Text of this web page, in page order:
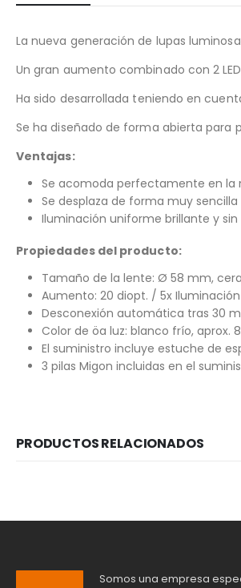
La nueva generación de lupas
Un gran aumento combinado con 2
Ha sido desarrollada teniendo en
Se ha diseñado de forma abierta para
Ventajas:
Se acomoda perfectamente en la
Se desplaza de forma muy
Iluminación uniforme brillante y sin
Propiedades del producto:
Tamaño de la lente: Ø 58 mm,
Aumento: 20 diopt. / 5x
Desconexión automática tras 30
Color de öa luz: blanco frío, aprox.
El suministro incluye estuche de
3 pilas Migon incluidas en el
PRODUCTOS RELACIONADOS
Somos una empresa